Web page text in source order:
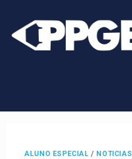
ALUNO ESPECIAL / NOTICIAS